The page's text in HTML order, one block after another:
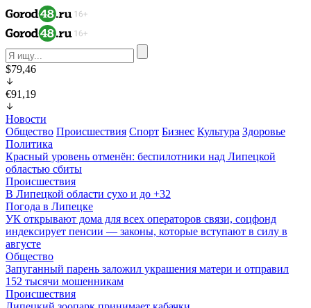
$79,46
€91,19
Новости
Общество Происшествия Спорт Бизнес Культура Здоровье
Политика
Красный уровень отменён: беспилотники над Липецкой
областью сбиты
Происшествия
В Липецкой области сухо и до +32
Погода в Липецке
УК открывают дома для всех операторов связи, соцфонд
индексирует пенсии — законы, которые вступают в силу в
августе
Общество
Запуганный парень заложил украшения матери и отправил
152 тысячи мошенникам
Происшествия